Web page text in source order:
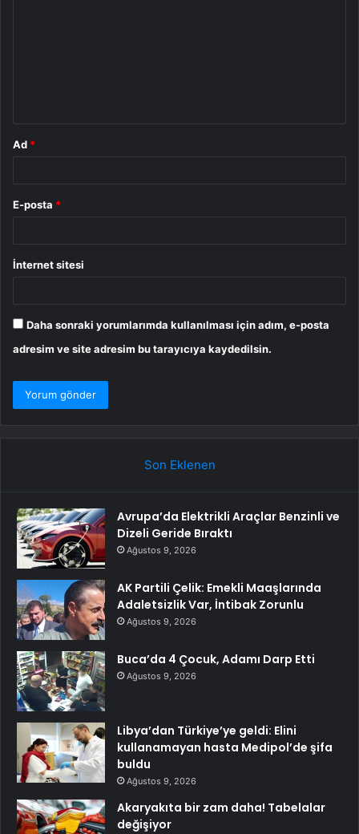
Ad *
E-posta *
İnternet sitesi
Daha sonraki yorumlarımda kullanılması için adım, e-posta
adresim ve site adresim bu tarayıcıya kaydedilsin.
Son Eklenen
Avrupa’da Elektrikli Araçlar Benzinli ve
Dizeli Geride Bıraktı
Ağustos 9, 2026
AK Partili Çelik: Emekli Maaşlarında
Adaletsizlik Var, İntibak Zorunlu
Ağustos 9, 2026
Buca’da 4 Çocuk, Adamı Darp Etti
Ağustos 9, 2026
Libya’dan Türkiye’ye geldi: Elini
kullanamayan hasta Medipol’de şifa
buldu
Ağustos 9, 2026
Akaryakıta bir zam daha! Tabelalar
değişiyor